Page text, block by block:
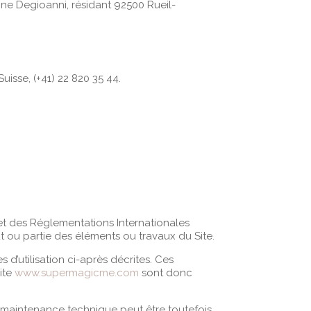
Degioanni, résidant 92500 Rueil-
(+41) 22 820 35 44.
des Réglementations Internationales
partie des éléments ou travaux du Site.
ci-après décrites. Ces
www.supermagicme.com sont donc